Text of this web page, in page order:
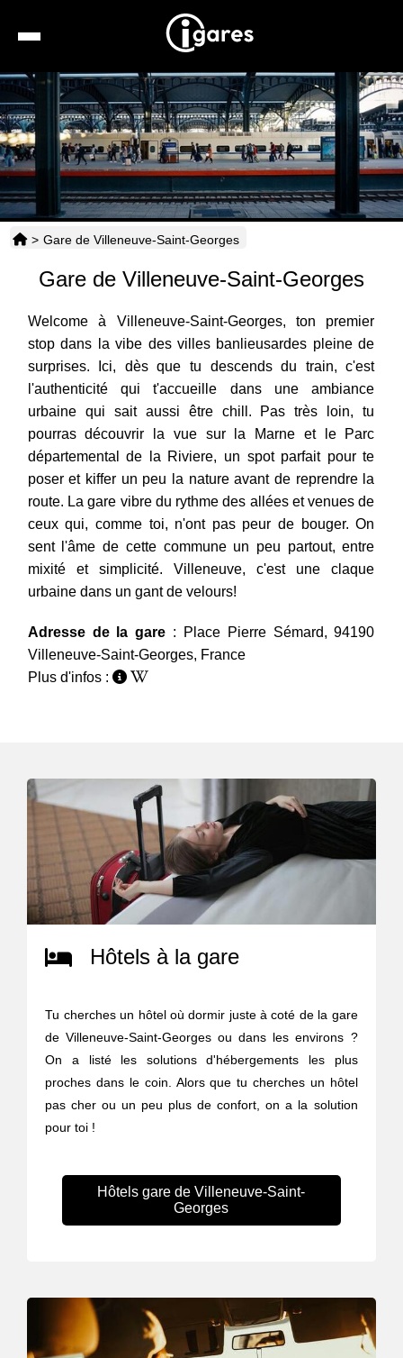
Recherche
Location de voiture
Hôtels
Taxis
Transports
> Gare de Villeneuve-Saint-Georges
Gare de Villeneuve-Saint-Georges
Welcome à Villeneuve-Saint-Georges, ton premier
stop dans la vibe des villes banlieusardes pleine de
surprises. Ici, dès que tu descends du train, c'est
l'authenticité qui t'accueille dans une ambiance
urbaine qui sait aussi être chill. Pas très loin, tu
pourras découvrir la vue sur la Marne et le Parc
départemental de la Riviere, un spot parfait pour te
poser et kiffer un peu la nature avant de reprendre la
route. La gare vibre du rythme des allées et venues de
ceux qui, comme toi, n'ont pas peur de bouger. On
sent l'âme de cette commune un peu partout, entre
mixité et simplicité. Villeneuve, c'est une claque
urbaine dans un gant de velours!
Adresse de la gare : Place Pierre Sémard, 94190
Villeneuve-Saint-Georges, France
Plus d'infos :
Hôtels à la gare
Tu cherches un hôtel où dormir juste à coté de la gare
de Villeneuve-Saint-Georges ou dans les environs ?
On a listé les solutions d'hébergements les plus
proches dans le coin. Alors que tu cherches un hôtel
pas cher ou un peu plus de confort, on a la solution
pour toi !
Hôtels gare de Villeneuve-Saint-
Georges